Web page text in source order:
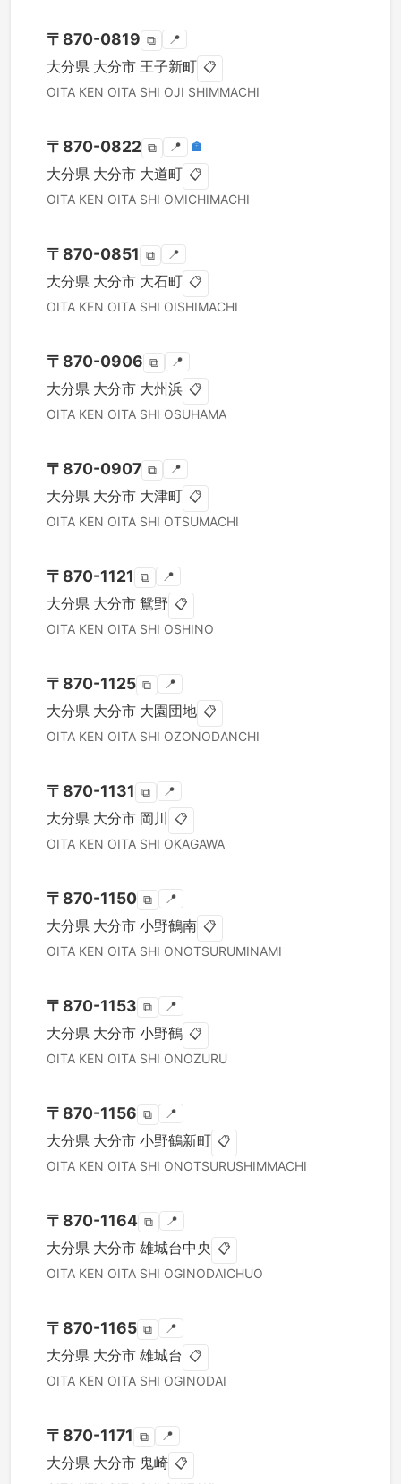
〒 870-0819 ⧉ 📍
大分県 大分市 王子新町 📋
OITA KEN OITA SHI OJI SHIMMACHI
〒 870-0822 ⧉ 📍 🏣
大分県 大分市 大道町 📋
OITA KEN OITA SHI OMICHIMACHI
〒 870-0851 ⧉ 📍
大分県 大分市 大石町 📋
OITA KEN OITA SHI OISHIMACHI
〒 870-0906 ⧉ 📍
大分県 大分市 大州浜 📋
OITA KEN OITA SHI OSUHAMA
〒 870-0907 ⧉ 📍
大分県 大分市 大津町 📋
OITA KEN OITA SHI OTSUMACHI
〒 870-1121 ⧉ 📍
大分県 大分市 鴛野 📋
OITA KEN OITA SHI OSHINO
〒 870-1125 ⧉ 📍
大分県 大分市 大園団地 📋
OITA KEN OITA SHI OZONODANCHI
〒 870-1131 ⧉ 📍
大分県 大分市 岡川 📋
OITA KEN OITA SHI OKAGAWA
〒 870-1150 ⧉ 📍
大分県 大分市 小野鶴南 📋
OITA KEN OITA SHI ONOTSURUMINAMI
〒 870-1153 ⧉ 📍
大分県 大分市 小野鶴 📋
OITA KEN OITA SHI ONOZURU
〒 870-1156 ⧉ 📍
大分県 大分市 小野鶴新町 📋
OITA KEN OITA SHI ONOTSURUSHIMMACHI
〒 870-1164 ⧉ 📍
大分県 大分市 雄城台中央 📋
OITA KEN OITA SHI OGINODAICHUO
〒 870-1165 ⧉ 📍
大分県 大分市 雄城台 📋
OITA KEN OITA SHI OGINODAI
〒 870-1171 ⧉ 📍
大分県 大分市 鬼崎 📋